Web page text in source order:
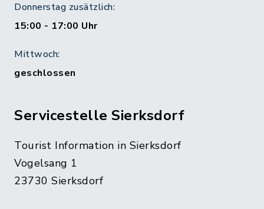
Donnerstag zusätzlich:
15:00 - 17:00 Uhr
Mittwoch:
geschlossen
Servicestelle Sierksdorf
Tourist Information in Sierksdorf
Vogelsang 1
23730 Sierksdorf